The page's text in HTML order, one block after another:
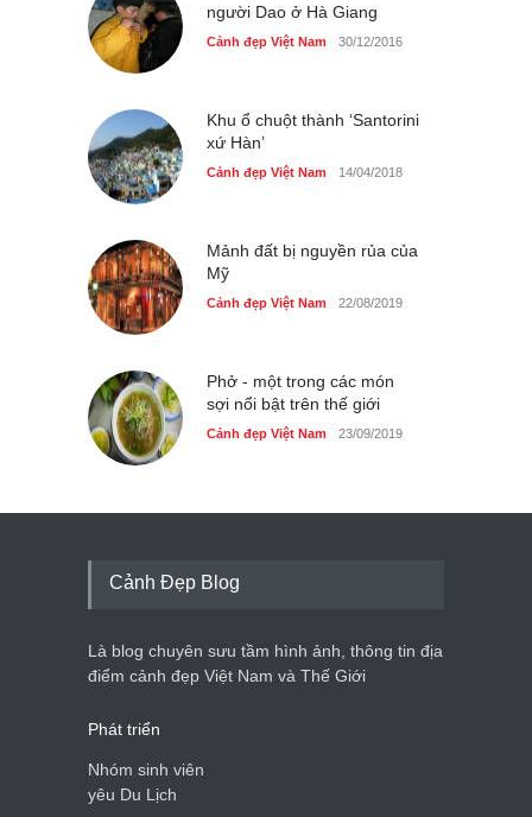
người Dao ở Hà Giang
Cảnh đẹp Việt Nam 30/12/2016
Khu ổ chuột thành ‘Santorini
xứ Hàn’
Cảnh đẹp Việt Nam 14/04/2018
Mảnh đất bị nguyền rủa của
Mỹ
Cảnh đẹp Việt Nam 22/08/2019
Phở - một trong các món
sợi nổi bật trên thế giới
Cảnh đẹp Việt Nam 23/09/2019
Cảnh Đẹp Blog
Là blog chuyên sưu tầm hình ảnh, thông tin địa
điểm cảnh đẹp Việt Nam và Thế Giới
Phát triển
Nhóm sinh viên
yêu Du Lịch